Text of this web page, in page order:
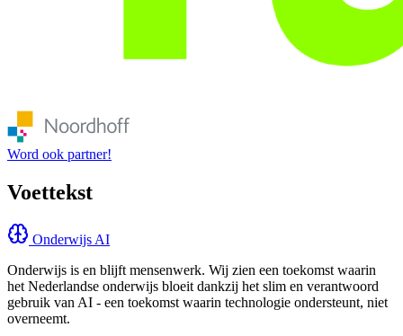
Word ook partner!
Voettekst
Onderwijs AI
Onderwijs is en blijft mensenwerk. Wij zien een toekomst waarin
het Nederlandse onderwijs bloeit dankzij het slim en verantwoord
gebruik van AI - een toekomst waarin technologie ondersteunt, niet
overneemt.